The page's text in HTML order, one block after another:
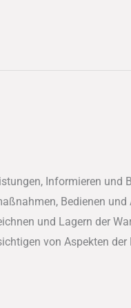
Informieren und
Bedienen
und Lagern der
von Aspekten